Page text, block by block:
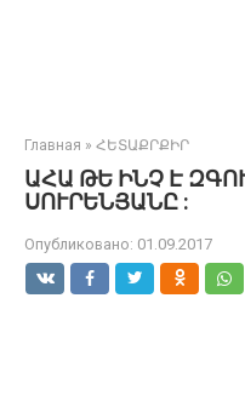
Главная » ՀԵՏԱՔՐՔԻՐ
ԱՀԱ ԹԵ ԻՆՉ Է
ՍՈՒՐԵՆՅԱՆԸ :
Опубликовано: 01.09.2017